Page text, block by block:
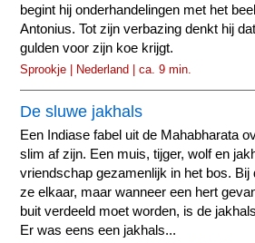
begint hij onderhandelingen met het
Antonius. Tot zijn verbazing denkt hij
gulden voor zijn koe krijgt.
Sprookje | Nederland | ca. 9 min.
De sluwe jakhals
Een Indiase fabel uit de Mahabharata
slim af zijn. Een muis, tijger, wolf en
vriendschap gezamenlijk in het bos. Bij
ze elkaar, maar wanneer een hert
buit verdeeld moet worden, is de
Er was eens een jakhals...